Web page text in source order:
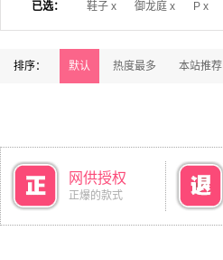
已选： 鞋子 x 御龙庭 x P x
排序： 默认 热度最多 本站推荐
网供授权
正爆的款式